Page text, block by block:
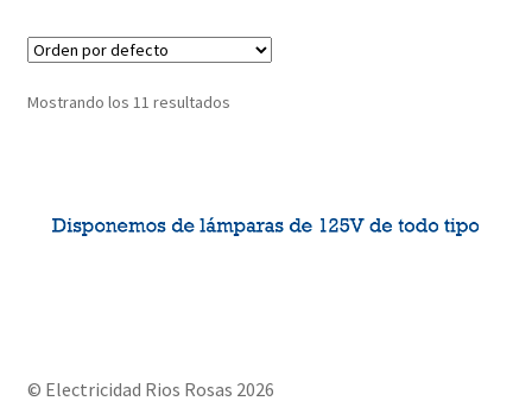
Mostrando los 11 resultados
© Electricidad Rios Rosas 2026